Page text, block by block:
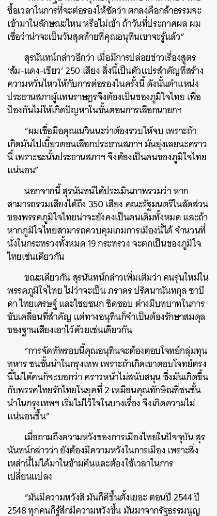
ซื้อเวลาในการที่จะต่อรองให้ชัดว่า ตกลงคือกล้าธรรมจะ
เข้ามาในลักษณะไหน หรือไม่เข้า ถ้าวันที่ประกาศผล ผม
เชื่อว่าน่าจะเป็นวันสุดท้ายที่คุณอนุทินเขาจะรู้แล้ว”
สุรนันทน์กล่าวอีกว่า เมื่อมีการปล่อยข่าวเรื่องสูตร
‘ส้ม-แดง-เขียว’ 250 เสียง สิ่งนี้เป็นตัวแปรสำคัญที่สร้าง
ความหวั่นไหวให้กับการต่อรองในครั้งนี้ ดังนั้นตำแหน่ง
ประธานสภาผู้แทนราษฎรจึงต้องเป็นของภูมิใจไทย เพื่อ
ป้องกันไม่ให้เกิดปัญหาในขั้นตอนการเลือกนายกฯ
“ผมเชื่อมือคุณเนวินนะว่าต้องรวบให้จบ เพราะถ้า
เกิดมันไปเบี้ยวตอนเลือกประธานสภาฯ มันยุ่งเลยนะคราว
นี้ เพราะฉะนั้นประธานสภาฯ จึงต้องเป็นคนของภูมิใจไทย
แน่นอน”
นอกจากนี้ สุรนันทน์ได้ประเมินภาพรวมว่า หาก
สามารถรวมเสียงได้ถึง 350 เสียง คณะรัฐมนตรีในสัดส่วน
ของพรรคภูมิใจไทยน่าจะยังคงเป็นคนเดิมทั้งหมด และถ้า
หากภูมิใจไทยสามารถควบคุมเกมการเมืองนี้ได้ จำนวนที่
นั่งในกระทรวงทั้งหมด 19 กระทรวง จะตกเป็นของภูมิใจ
ไทยเช่นเดียวกัน
ขณะเดียวกัน สุรนันทน์กล่าวเพิ่มเติมว่า คนรุ่นใหม่ใน
พรรคภูมิใจไทย ไม่ว่าจะเป็น ภราดร ปริศนานันทกุล ซาบี
ดา ไทยเศรษฐ์ และไชยชนก ชิดชอบ ต่างมีบทบาทในการ
ขับเคลื่อนที่สำคัญ แต่ทางอนุทินก็จำเป็นต้องรักษาสมดุล
ของฐานเสียงเอาไว้ด้วยเช่นเดียวกัน
“การจัดทัพรอบนี้คุณอนุทินจะต้องตอบโจทย์กลุ่มทุน
ทหาร ชนชั้นนำในกรุงเทพ เพราะถ้าเกิดเขาตอบโจทย์ตรง
นี้ไม่ได้คนก็จะบอกว่า คราวหน้าไม่สนับสนุน ซึ่งมันเกิดขึ้น
กับพรรคไทยรักไทยในยุคที่ 2 เหมือนคุณทักษิณที่ชนชั้น
นำในกรุงเทพฯ เริ่มไม่ไว้ใจในบางเรื่อง จึงเกิดความไม่
แน่นอนขึ้น”
เมื่อถามถึงความหวังของการเมืองไทยในปัจจุบัน สุร
นันทน์กล่าวว่า ยังต้องมีความหวังในการเมือง เพราะสิ่ง
เหล่านี้ไม่ได้มาในข้ามคืนและต้องใช้เวลาในการ
เปลี่ยนแปลง
“มันมีความหวังสิ มันก็ดีขึ้นตั้งเยอะ ตอนปี 2544 ปี
2548 ทุกคนก็รู้สึกมีความหวังขึ้น มันมาจากรัฐธรรมนูญ
ค้นหา
SHARE TWEET LINE EMAIL